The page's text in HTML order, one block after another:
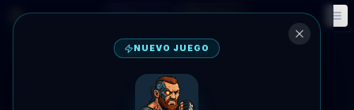
🎮 Fantasía 📅 Eventos
Redes sociales
NUEVO JUEGO